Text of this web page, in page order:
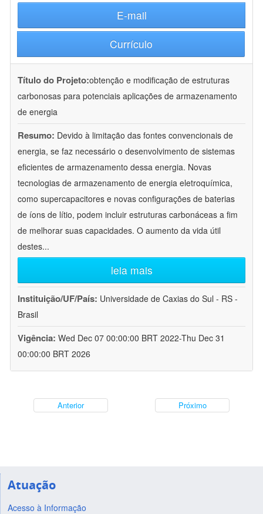
E-mail
Currículo
Título do Projeto:obtenção e modificação de estruturas
carbonosas para potenciais aplicações de armazenamento
de energia
Resumo: Devido à limitação das fontes convencionais de
energia, se faz necessário o desenvolvimento de sistemas
eficientes de armazenamento dessa energia. Novas
tecnologias de armazenamento de energia eletroquímica,
como supercapacitores e novas configurações de baterias
de íons de lítio, podem incluir estruturas carbonáceas a fim
de melhorar suas capacidades. O aumento da vida útil
destes...
leia mais
Instituição/UF/País: Universidade de Caxias do Sul - RS -
Brasil
Vigência: Wed Dec 07 00:00:00 BRT 2022-Thu Dec 31
00:00:00 BRT 2026
Anterior Próximo
Atuação
Acesso à Informação